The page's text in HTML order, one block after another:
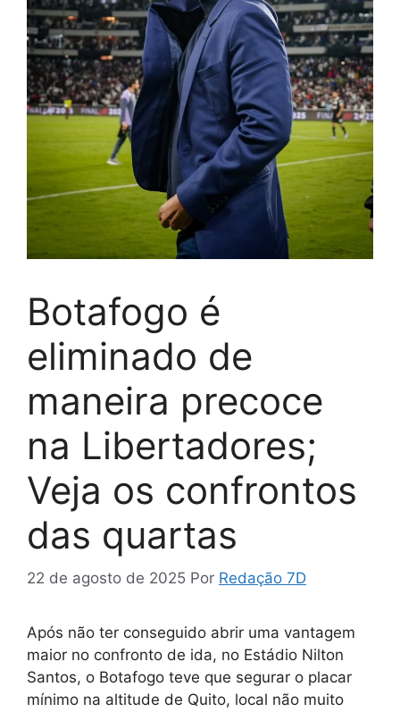
Botafogo é
eliminado de
maneira precoce
na Libertadores;
Veja os confrontos
das quartas
22 de agosto de 2025 Por Redação 7D
Após não ter conseguido abrir uma vantagem
maior no confronto de ida, no Estádio Nilton
Santos, o Botafogo teve que segurar o placar
mínimo na altitude de Quito, local não muito